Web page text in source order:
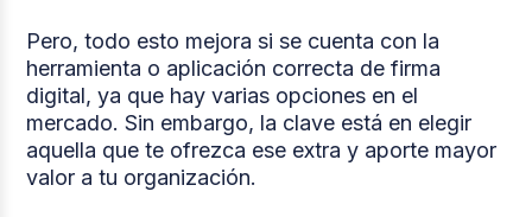
Pero, todo esto mejora si se cuenta con la
herramienta o aplicación correcta de firma
digital, ya que hay varias opciones en el
mercado. Sin embargo, la clave está en elegir
aquella que te ofrezca ese extra y aporte mayor
valor a tu organización.